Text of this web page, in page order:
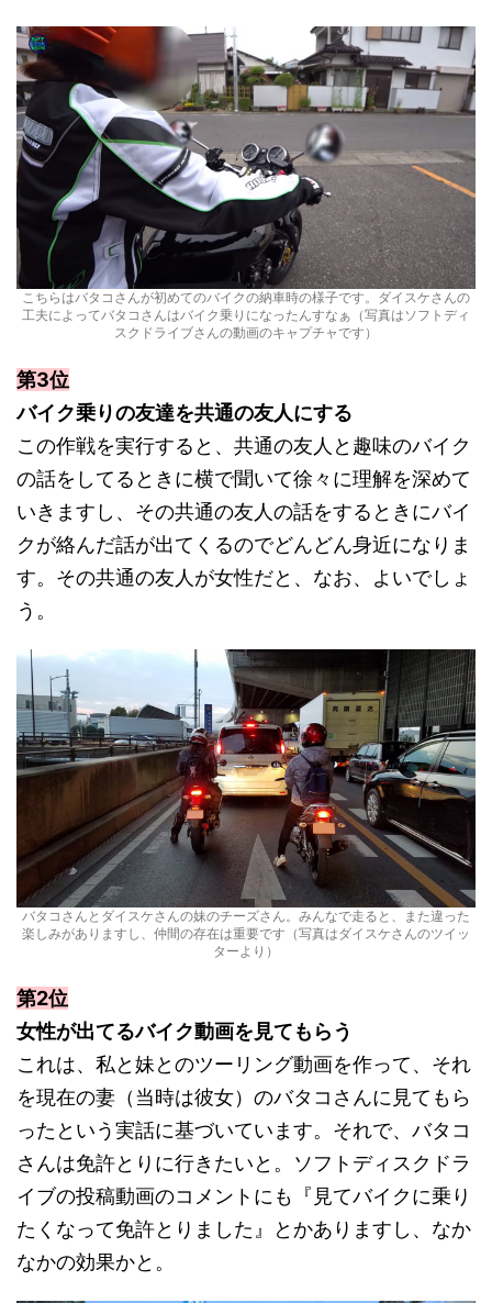
こちらはバタコさんが初めてのバイクの納車時の様子です。ダイスケさんの
工夫によってバタコさんはバイク乗りになったんすなぁ（写真はソフトディ
スクドライブさんの動画のキャプチャです）
第3位
バイク乗りの友達を共通の友人にする
この作戦を実行すると、共通の友人と趣味のバイク
の話をしてるときに横で聞いて徐々に理解を深めて
いきますし、その共通の友人の話をするときにバイ
クが絡んだ話が出てくるのでどんどん身近になりま
す。その共通の友人が女性だと、なお、よいでしょ
う。
バタコさんとダイスケさんの妹のチーズさん。みんなで走ると、また違った
楽しみがありますし、仲間の存在は重要です（写真はダイスケさんのツイッ
ターより）
第2位
女性が出てるバイク動画を見てもらう
これは、私と妹とのツーリング動画を作って、それ
を現在の妻（当時は彼女）のバタコさんに見てもら
ったという実話に基づいています。それで、バタコ
さんは免許とりに行きたいと。ソフトディスクドラ
イブの投稿動画のコメントにも『見てバイクに乗り
たくなって免許とりました』とかありますし、なか
なかの効果かと。